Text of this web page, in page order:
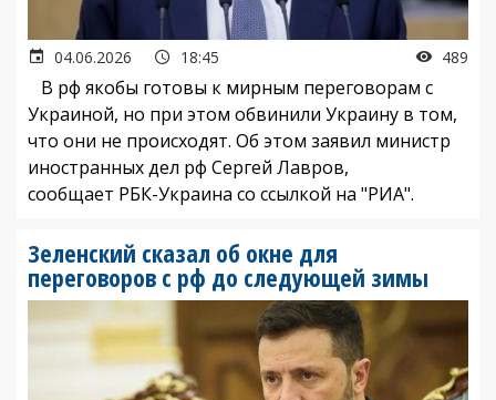
04.06.2026 18:45 489
В рф якобы готовы к мирным переговорам с
Украиной, но при этом обвинили Украину в том,
что они не происходят. Об этом заявил министр
иностранных дел рф Сергей Лавров,
сообщает РБК-Украина со ссылкой на "РИА".
Зеленский сказал об окне для
переговоров с рф до следующей зимы